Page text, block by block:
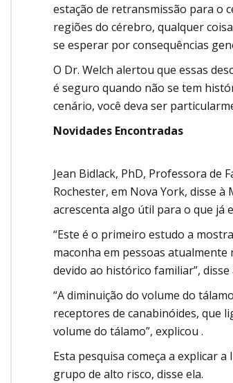
estação de retransmissão para o
regiões do cérebro, qualquer
se esperar por consequências
O Dr. Welch alertou que essas
é seguro quando não se tem
cenário, você deva ser
Novidades Encontradas
Jean Bidlack, PhD, Professora de
Rochester, em Nova York, disse
acrescenta algo útil para o que já
“Este é o primeiro estudo a
maconha em pessoas
devido ao histórico familiar”, disse
“A diminuição do volume do
receptores de canabinóides, que
volume do tálamo”, explicou .
Esta pesquisa começa a explicar
grupo de alto risco, disse ela.